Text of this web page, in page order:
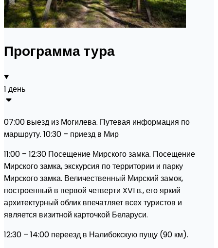
Программа тура
1 день
07:00 выезд из Могилева. Путевая информация по
маршруту. 10:30 – приезд в Мир
11:00 – 12:30 Посещение Мирского замка. Посещение
Мирского замка, экскурсия по территории и парку
Мирского замка. Величественный Мирский замок,
построенный в первой четверти XVI в., его яркий
архитектурный облик впечатляет всех туристов и
является визитной карточкой Беларуси.
12:30 – 14:00 переезд в Налибокскую пущу (90 км).